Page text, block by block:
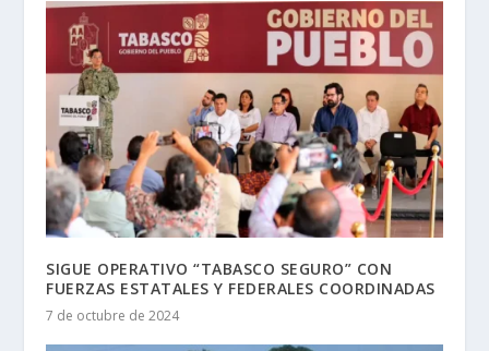
SIGUE OPERATIVO “TABASCO SEGURO” CON
FUERZAS ESTATALES Y FEDERALES COORDINADAS
7 de octubre de 2024